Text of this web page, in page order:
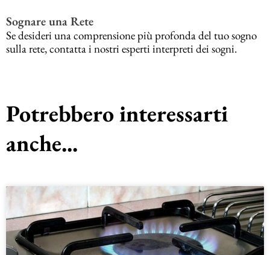
Sognare una Rete
Se desideri una comprensione più profonda del tuo sogno
sulla rete, contatta i nostri esperti interpreti dei sogni.
Potrebbero interessarti
anche...